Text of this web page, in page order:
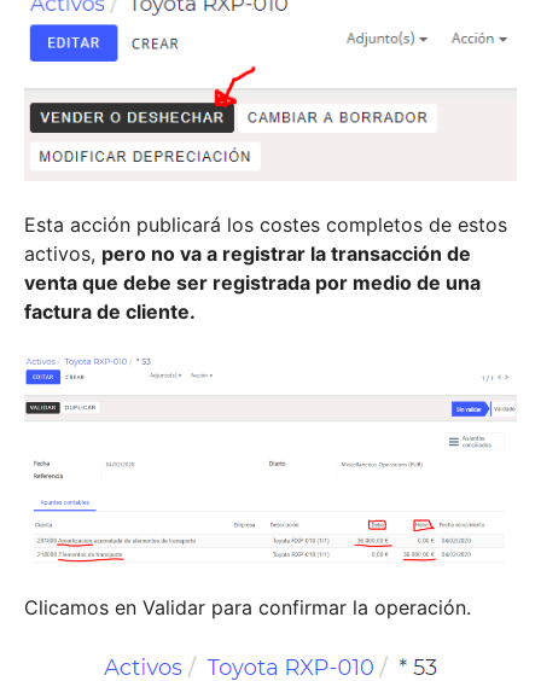
Esta acción publicará los costes completos de estos
activos, pero no va a registrar la transacción de
venta que debe ser registrada por medio de una
factura de cliente.
Clicamos en Validar para confirmar la operación.